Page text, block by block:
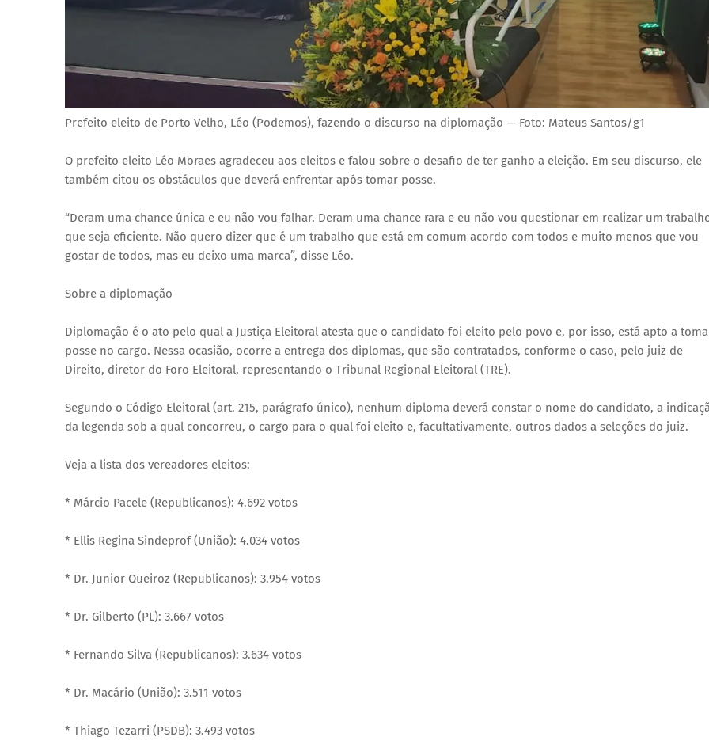
Prefeito eleito de Porto Velho, Léo (Podemos), fazendo o discurso na diplomação — Foto: Mateus Santos/g1
O prefeito eleito Léo Moraes agradeceu aos eleitos e falou sobre o desafio de ter ganho a eleição. Em seu discurso, ele
também citou os obstáculos que deverá enfrentar após tomar posse.
“Deram uma chance única e eu não vou falhar. Deram uma chance rara e eu não vou questionar em realizar um
que seja eficiente. Não quero dizer que é um trabalho que está em comum acordo com todos e muito menos que vou
gostar de todos, mas eu deixo uma marca”, disse Léo.
Sobre a diplomação
Diplomação é o ato pelo qual a Justiça Eleitoral atesta que o candidato foi eleito pelo povo e, por isso, está apto a
posse no cargo. Nessa ocasião, ocorre a entrega dos diplomas, que são contratados, conforme o caso, pelo juiz de
Direito, diretor do Foro Eleitoral, representando o Tribunal Regional Eleitoral (TRE).
Segundo o Código Eleitoral (art. 215, parágrafo único), nenhum diploma deverá constar o nome do candidato, a
da legenda sob a qual concorreu, o cargo para o qual foi eleito e, facultativamente, outros dados a seleções do juiz.
Veja a lista dos vereadores eleitos:
* Márcio Pacele (Republicanos): 4.692 votos
* Ellis Regina Sindeprof (União): 4.034 votos
* Dr. Junior Queiroz (Republicanos): 3.954 votos
* Dr. Gilberto (PL): 3.667 votos
* Fernando Silva (Republicanos): 3.634 votos
* Dr. Macário (União): 3.511 votos
* Thiago Tezarri (PSDB): 3.493 votos